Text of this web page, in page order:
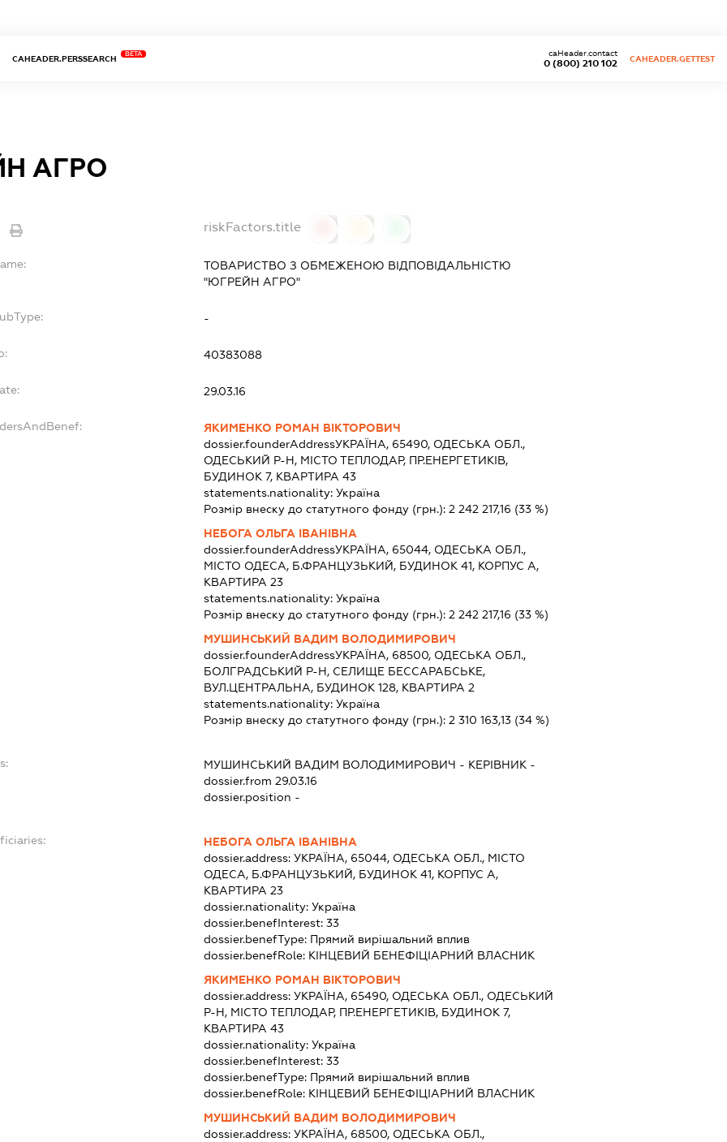
CAHEADER.PERSSEARCH
BETA
0 (800) 210 102
caHeader.contact
CAHEADER.GETTEST
АГРО
riskFactors.title
ТОВАРИСТВО З ОБМЕЖЕНОЮ ВІДПОВІДАЛЬНІСТЮ
"ЮГРЕЙН АГРО"
-
40383088
29.03.16
ЯКИМЕНКО РОМАН ВІКТОРОВИЧ
dossier.founderAddressУКРАЇНА, 65490, ОДЕСЬКА ОБЛ.,
ОДЕСЬКИЙ Р-Н, МІСТО ТЕПЛОДАР, ПР.ЕНЕРГЕТИКІВ,
БУДИНОК 7, КВАРТИРА 43
statements.nationality: Україна
Розмір внеску до статутного фонду (грн.): 2 242 217,16 (33 %)
НЕБОГА ОЛЬГА ІВАНІВНА
dossier.founderAddressУКРАЇНА, 65044, ОДЕСЬКА ОБЛ.,
МІСТО ОДЕСА, Б.ФРАНЦУЗЬКИЙ, БУДИНОК 41, КОРПУС А,
КВАРТИРА 23
statements.nationality: Україна
Розмір внеску до статутного фонду (грн.): 2 242 217,16 (33 %)
МУШИНСЬКИЙ ВАДИМ ВОЛОДИМИРОВИЧ
dossier.founderAddressУКРАЇНА, 68500, ОДЕСЬКА ОБЛ.,
БОЛГРАДСЬКИЙ Р-Н, СЕЛИЩЕ БЕССАРАБСЬКЕ,
ВУЛ.ЦЕНТРАЛЬНА, БУДИНОК 128, КВАРТИРА 2
statements.nationality: Україна
Розмір внеску до статутного фонду (грн.): 2 310 163,13(34 %)
МУШИНСЬКИЙ ВАДИМ ВОЛОДИМИРОВИЧ - КЕРІВНИК -
dossier.from 29.03.16
dossier.position -
НЕБОГА ОЛЬГА ІВАНІВНА
dossier.address: УКРАЇНА, 65044, ОДЕСЬКА ОБЛ., МІСТО
ОДЕСА, Б.ФРАНЦУЗЬКИЙ, БУДИНОК 41, КОРПУС А,
КВАРТИРА 23
dossier.nationality: Україна
dossier.benefInterest: 33
dossier.benefType: Прямий вирішальний вплив
dossier.benefRole: КІНЦЕВИЙ БЕНЕФІЦІАРНИЙ ВЛАСНИК
ЯКИМЕНКО РОМАН ВІКТОРОВИЧ
dossier.address: УКРАЇНА, 65490, ОДЕСЬКА ОБЛ., ОДЕСЬКИЙ
Р-Н, МІСТО ТЕПЛОДАР, ПР.ЕНЕРГЕТИКІВ, БУДИНОК 7,
КВАРТИРА 43
dossier.nationality: Україна
dossier.benefInterest: 33
dossier.benefType: Прямий вирішальний вплив
dossier.benefRole: КІНЦЕВИЙ БЕНЕФІЦІАРНИЙ ВЛАСНИК
МУШИНСЬКИЙ ВАДИМ ВОЛОДИМИРОВИЧ
dossier.address: УКРАЇНА, 68500, ОДЕСЬКА ОБЛ.,